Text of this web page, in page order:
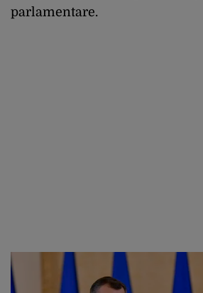
parlamentare.